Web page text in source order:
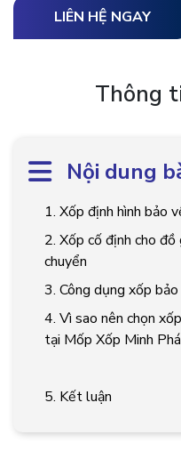
LIÊN HỆ NGAY
Thông
Nội dung
1. Xốp định hình bảo
2. Xốp cố định cho
chuyển
3. Công dụng xốp
4. Vì sao nên chọn
tại Mốp Xốp Minh
5. Kết luận